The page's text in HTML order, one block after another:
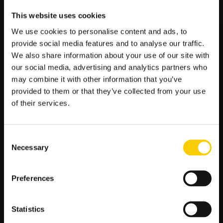
This website uses cookies
We use cookies to personalise content and ads, to
provide social media features and to analyse our traffic.
We also share information about your use of our site with
our social media, advertising and analytics partners who
may combine it with other information that you’ve
provided to them or that they’ve collected from your use
of their services.
Selection
Necessary
Preferences
Statistics
mistrzostwa świata kobiet przyniosły przychody w wysokości
1,17 mld dolarów, z czego 456 mln wpłynęło z umów
marketingowych i 267 mln z praw telewizyjnych. Sprzedaż
biletów przyniosła kolejne 43 mln dolarów.
PIŁKA NOŻNA W LV BET
Zakłady bukmacherskieLV BET pozwalają na obstawianie
nawet kilkudziesięciu różnych dyscyplin sportowych, a piłka
Ekstraklasa, Premier League, Bundsliga czy La Liga, ale też
wiele niszowych rozgrywek. Wszystkie dostępne możliwości
i w aplikacji mobilnej LV BET. Otrzymasz tam bardzo szeroki
wybór rynków oraz atrakcyjne kursy. Sprawdź też dostępne
typów dotyczących decyzji FIFA, jak np. wskazania organizatora
przyszłych rozgrywek mistrzowskich. Przekonaj się, że piłka